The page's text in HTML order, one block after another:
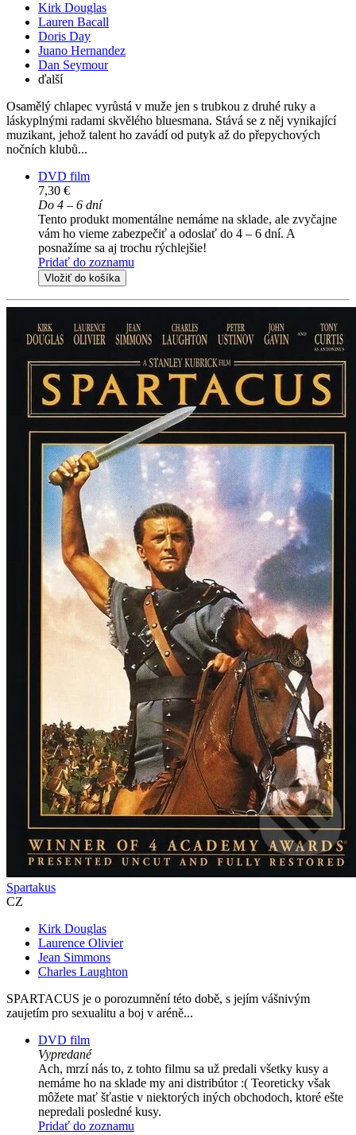
Kirk Douglas
Lauren Bacall
Doris Day
Juano Hernandez
Dan Seymour
ďalší
Osamělý chlapec vyrůstá v muže jen s trubkou z druhé ruky a
láskyplnými radami skvělého bluesmana. Stává se z něj vynikající
muzikant, jehož talent ho zavádí od putyk až do přepychových
nočních klubů...
DVD film
7,30 €
Do 4 – 6 dní
Tento produkt momentálne nemáme na sklade, ale zvyčajne
vám ho vieme zabezpečiť a odoslať do 4 – 6 dní. A
posnažíme sa aj trochu rýchlejšie!
Pridať do zoznamu
Vložiť do košíka
Spartakus
CZ
Kirk Douglas
Laurence Olivier
Jean Simmons
Charles Laughton
SPARTACUS je o porozumnění této době, s jejím vášnivým
zaujetím pro sexualitu a boj v aréně...
DVD film
Vypredané
Ach, mrzí nás to, z tohto filmu sa už predali všetky kusy a
nemáme ho na sklade my ani distribútor :( Teoreticky však
môžete mať šťastie v niektorých iných obchodoch, ktoré ešte
nepredali posledné kusy.
Pridať do zoznamu